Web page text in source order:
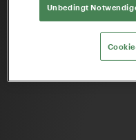
Unbedingt